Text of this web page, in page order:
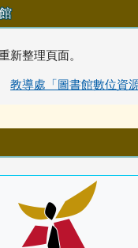
新整理頁面。
教導處「圖書館數位資